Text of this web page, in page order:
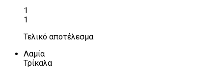
1
1
Τελικό αποτέλεσμα
Λαμία
Τρίκαλα